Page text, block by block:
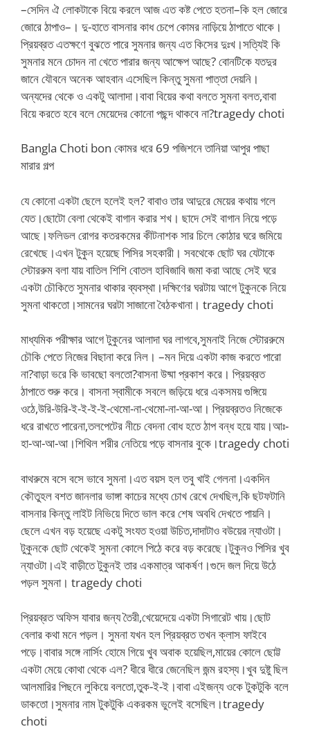
–সেদিন ঐ লোকটাকে বিয়ে করলে আজ এত কষ্ট পেতে হতনা–কি হল জোরে
জোরে ঠাপাও–। দু-হাতে বাসনার কাধ চেপে কোমর নাড়িয়ে ঠাপাতে থাকে।
প্রিয়ব্রত এতক্ষণে বুঝতে পারে সুমনার জন্য এত কিসের দুঃখ।সত্যিই কি
সুমনার মনে চোদন না খেতে পারার জন্য আক্ষেপ আছে? বোনটিকে যতদুর
জানে যৌবনে অনেক আহবান এসেছিল কিন্তু সুমনা পাত্তা দেয়নি।
অন্যদের থেকে ও একটু আলাদা।বাবা বিয়ের কথা বলতে সুমনা বলত,বাবা
বিয়ে করতে হবে বলে মেয়েদের কোনো পছন্দ থাকবে না?tragedy choti
Bangla Choti bon কোমর ধরে 69 পজিশনে তানিয়া আপুর পাছা
মারার গল্প
যে কোনো একটা ছেলে হলেই হল? বাবাও তার আদুরে মেয়ের কথায় গলে
যেত।ছোটো বেলা থেকেই বাগান করার শখ। ছাদে সেই বাগান নিয়ে পড়ে
আছে।ফলিডল রোগর কতরকমের কীটনাশক সার চিলে কোঠার ঘরে জমিয়ে
রেখেছে।এখন টুকুন হয়েছে পিসির সহকারী। সবথেকে ছোট ঘর যেটাকে
স্টোররুম বলা যায় বাতিল শিশি বোতল হাবিজাবি জমা করা আছে সেই ঘরে
একটা চৌকিতে সুমনার থাকার ব্যবস্থা।দক্ষিণের ঘরটায় আগে টুকুনকে নিয়ে
সুমনা থাকতো।সামনের ঘরটা সাজানো বৈঠকখানা। tragedy choti
মাধ্যমিক পরীক্ষার আগে টুকুনের আলাদা ঘর লাগবে,সুমনাই নিজে স্টোররুমে
চৌকি পেতে নিজের বিছানা করে নিল। –মন দিয়ে একটা কাজ করতে পারো
না?বাড়া ভরে কি ভাবছো বলতো?বাসনা উষ্মা প্রকাশ করে। প্রিয়ব্রত
ঠাপাতে শুরু করে। বাসনা স্বামীকে সবলে জড়িয়ে ধরে একসময় গুঙ্গিয়ে
ওঠে,উরি-উরি-ই-ই-ই-ই-থেমো-না-থেমো-না-আ-আ। প্রিয়ব্রতও নিজেকে
ধরে রাখতে পারেনা,তলপেটের নীচে বেদনা বোধ হতে ঠাপ বন্ধ হয়ে যায়।আঃ-
হা-আ-আ-আ।শিথিল শরীর নেতিয়ে পড়ে বাসনার বুকে।tragedy choti
বাথরুমে বসে বসে ভাবে সুমনা।এত বয়স হল তবু খাই গেলনা।একদিন
কৌতুহল বশত জানলার ভাঙ্গা কাচের মধ্যে চোখ রেখে দেখছিল,কি ছটফটানি
বাসনার কিন্তু লাইট নিভিয়ে দিতে ভাল করে শেষ অবধি দেখতে পায়নি।
ছেলে এখন বড় হয়েছে একটু সংযত হওয়া উচিত,দাদাটাও বউয়ের ন্যাওটা।
টুকুনকে ছোট থেকেই সুমনা কোলে পিঠে করে বড় করেছে।টুকুনও পিসির খুব
ন্যাওটা।এই বাড়ীতে টুকুনই তার একমাত্র আকর্ষণ।গুদে জল দিয়ে উঠে
পড়ল সুমনা। tragedy choti
প্রিয়ব্রত অফিস যাবার জন্য তৈরী,খেয়েদেয়ে একটা সিগারেট খায়।ছোট
বেলার কথা মনে পড়ল। সুমনা যখন হল প্রিয়ব্রত তখন ক্লাস ফাইবে
পড়ে।বাবার সঙ্গে নার্সিং হোমে গিয়ে খুব অবাক হয়েছিল,মায়ের কোলে ছোট্ট
একটা মেয়ে কোথা থেকে এল? ধীরে ধীরে জেনেছিল জন্ম রহস্য।খুব দুষ্টু ছিল
আলমারির পিছনে লুকিয়ে বলতো,তুক-ই-ই।বাবা এইজন্য ওকে টুকটুকি বলে
ডাকতো।সুমনার নাম টুকটুকি একরকম ভুলেই বসেছিল।tragedy
choti